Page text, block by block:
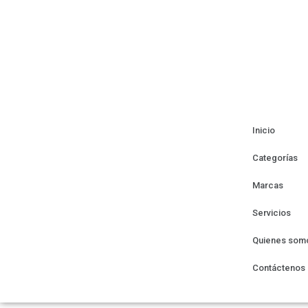
Inicio
Categorías
Marcas
Servicios
Quienes
Contáctenos